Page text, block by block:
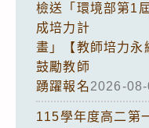
檢送「環境部第1
成培力計
畫」【教師培力永
鼓勵教師
踴躍報名2026-
115學年度高二第